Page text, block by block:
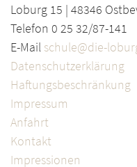
Loburg 15 | 48346
Telefon 0 25 32/87-141
E-Mail schule@die-
Datenschutzerklärung
Haftungsbeschränkung
Impressum
Anfahrt
Kontakt
Impressionen